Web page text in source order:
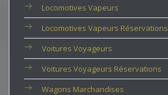
Locomotives Vapeurs
Locomotives Vapeurs Réservations
Voitures Voyageurs
Voitures Voyageurs Réservations
Wagons Marchandises